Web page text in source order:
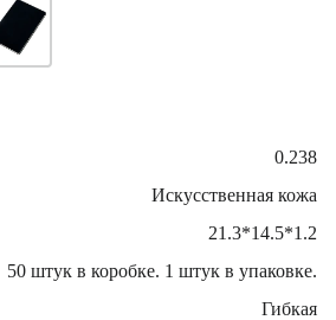
0.238
Искусственная кожа
21.3*14.5*1.2
50 штук в коробке. 1 штук в упаковке.
Гибкая